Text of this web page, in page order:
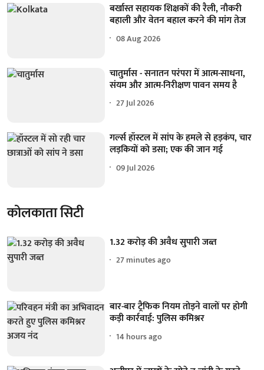
बर्खास्त सहायक शिक्षकों की रैली, नौकरी
बहाली और वेतन बहाल करने की मांग तेज
08 Aug 2026
चातुर्मास - सनातन परंपरा में आत्म-साधना,
संयम और आत्म-निरीक्षण पावन समय है
27 Jul 2026
गर्ल्स हॉस्टल में सांप के हमले से हड़कंप, चार
लड़कियों को डसा; एक की जान गई
09 Jul 2026
कोलकाता सिटी
1.32 करोड़ की अवैध सुपारी जब्त
27 minutes ago
बार-बार ट्रैफिक नियम तोड़ने वालों पर होगी
कड़ी कार्रवाई: पुलिस कमिश्नर
14 hours ago